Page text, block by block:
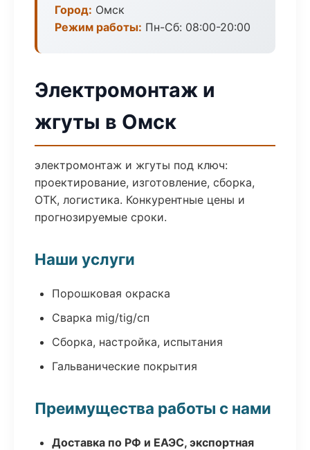
Город: Омск
Режим работы: Пн-Сб: 08:00-20:00
Электромонтаж и
жгуты в Омск
электромонтаж и жгуты под ключ:
проектирование, изготовление, сборка,
ОТК, логистика. Конкурентные цены и
прогнозируемые сроки.
Наши услуги
Порошковая окраска
Сварка mig/tig/сп
Сборка, настройка, испытания
Гальванические покрытия
Преимущества работы с нами
Доставка по РФ и ЕАЭС, экспортная